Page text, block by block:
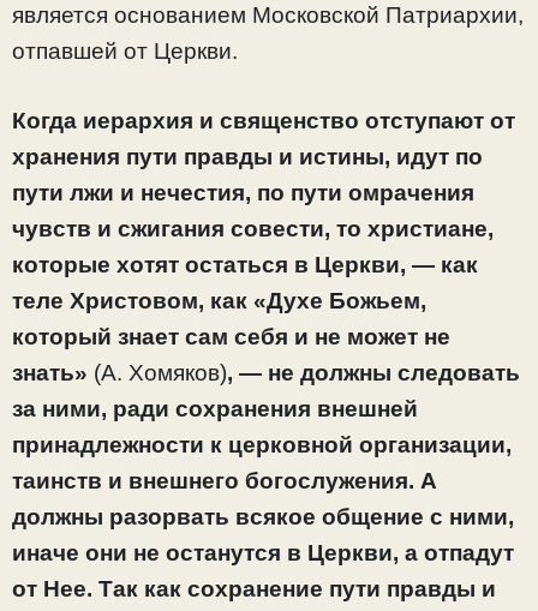
является основанием Московской Патриархии,
отпавшей от Церкви.
Когда иерархия и священство отступают от
хранения пути правды и истины, идут по
пути лжи и нечестия, по пути омрачения
чувств и сжигания совести, то христиане,
которые хотят остаться в Церкви, — как
теле Христовом, как «Духе Божьем,
который знает сам себя и не может не
знать» (А. Хомяков), — не должны следовать
за ними, ради сохранения внешней
принадлежности к церковной организации,
таинств и внешнего богослужения. А
должны разорвать всякое общение с ними,
иначе они не останутся в Церкви, а отпадут
от Нее. Так как сохранение пути правды и